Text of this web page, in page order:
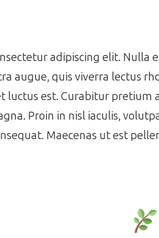
adipiscing elit. Nulla
augue, quis viverra lectus
est. Curabitur pretium
Proin in nisl iaculis,
Maecenas ut est